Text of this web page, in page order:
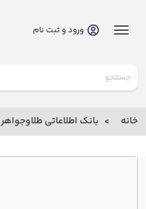
بانک
بانک
اطلاعاتی
ورود و ثبت نام
خانه بانک اطلاعاتی طلاوجواهر